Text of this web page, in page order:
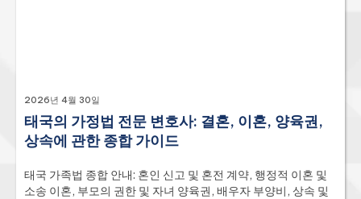
2026년 4월 30일
태국의 가정법 전문 변호사: 결혼, 이혼, 양육권,
상속에 관한 종합 가이드
태국 가족법 종합 안내: 혼인 신고 및 혼전 계약, 행정적 이혼 및
소송 이혼, 부모의 권한 및 자녀 양육권, 배우자 부양비, 상속 및